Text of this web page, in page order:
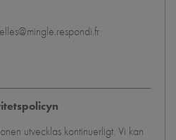
utvecklas kontinuerligt. Vi kan